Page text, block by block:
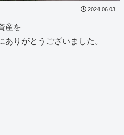
2024.06.03
産を
りがとうございました。